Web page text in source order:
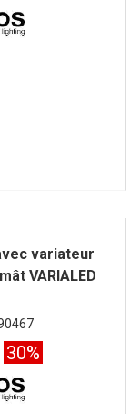
variateur
VARIALED
30%